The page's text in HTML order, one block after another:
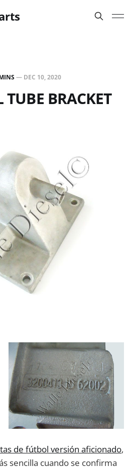
— DEC 10, 2020
BRACKET
de fútbol versión aficionado,
sencilla cuando se confirma